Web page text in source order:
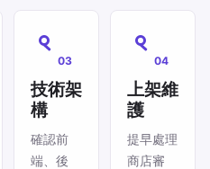
03
技術架
構
確認前
端、後
04
上架維
護
提早處理
商店審